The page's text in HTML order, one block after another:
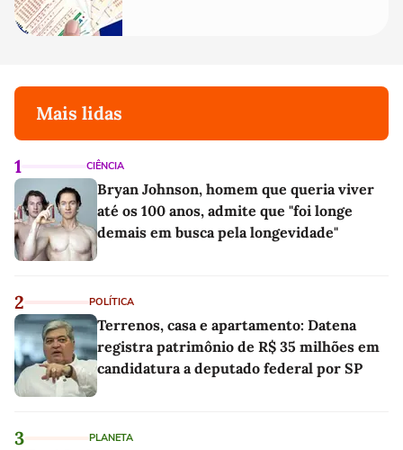
Mais lidas
1 CIÊNCIA
Bryan Johnson, homem que queria viver
até os 100 anos, admite que "foi longe
demais em busca pela longevidade"
2 POLÍTICA
Terrenos, casa e apartamento: Datena
registra patrimônio de R$ 35 milhões em
candidatura a deputado federal por SP
3 PLANETA